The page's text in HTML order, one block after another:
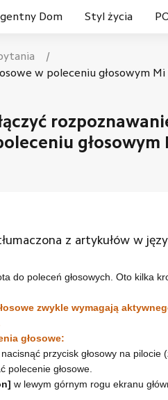
Dom Styl życia
/
w poleceniu głosowym Mi
głosowym
z artykułów w
do poleceń głosowych. Oto kilka
zwykle wymagają
głosowe:
przycisk głosowy na
polecenie głosowe.
w lewym górnym rogu ekranu